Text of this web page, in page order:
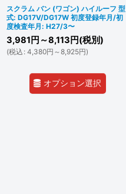
スクラム バン (ワゴン) ハイルーフ 型
式: DG17V/DG17W 初度登録年月/初
度検査年月: H27/3〜
3,981 円 ～8,113 円(税別)
(税込 : 4,380円 ～8,925円)
オプション選択